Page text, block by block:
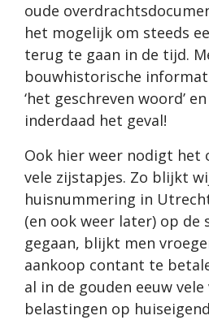
oude
het mogelijk om steeds
terug te gaan in de tijd.
bouwhistorische
‘het geschreven woord’
inderdaad het geval!
Ook hier weer nodigt het
vele zijstapjes. Zo blijkt
huisnummering in Utrecht
(en ook weer later) op de
gegaan, blijkt men
aankoop contant te
al in de gouden eeuw
belastingen op